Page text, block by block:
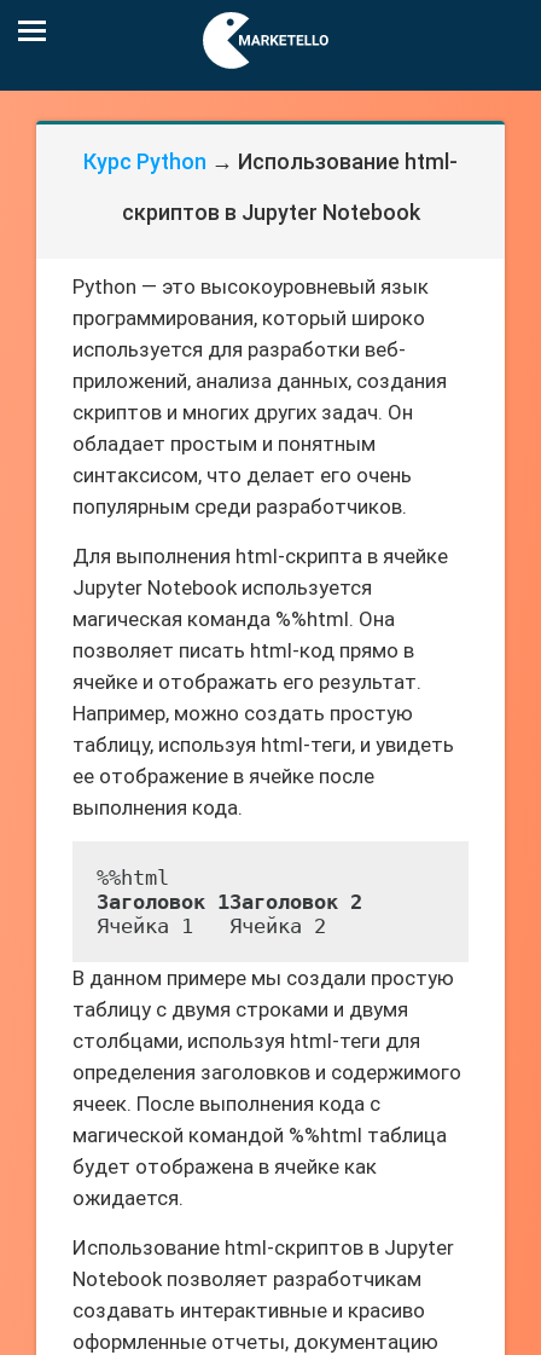
Курс Python → Использование html-
скриптов в Jupyter Notebook
Python — это высокоуровневый язык
программирования, который широко
используется для разработки веб-
приложений, анализа данных, создания
скриптов и многих других задач. Он
обладает простым и понятным
синтаксисом, что делает его очень
популярным среди разработчиков.
Для выполнения html-скрипта в ячейке
Jupyter Notebook используется
магическая команда %%html. Она
позволяет писать html-код прямо в
ячейке и отображать его результат.
Например, можно создать простую
таблицу, используя html-теги, и увидеть
ее отображение в ячейке после
выполнения кода.
Заголовок 1Заголовок 2
Ячейка 1
Ячейка 2
В данном примере мы создали простую
таблицу с двумя строками и двумя
столбцами, используя html-теги для
определения заголовков и содержимого
ячеек. После выполнения кода с
магической командой %%html таблица
будет отображена в ячейке как
ожидается.
Использование html-скриптов в Jupyter
Notebook позволяет разработчикам
создавать интерактивные и красиво
оформленные отчеты, документацию